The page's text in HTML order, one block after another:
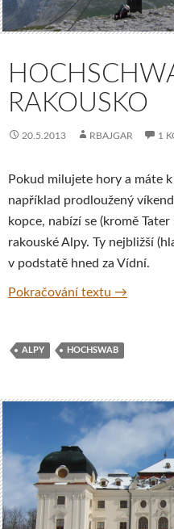
RAKOUSKO
20.5.2013 RBAJGAR 1
Pokud milujete hory a máte
například prodloužený
kopce, nabízí se (kromě
rakouské Alpy. Ty nejbližší
v podstatě hned za Vídní.
Pokračování textu →
ALPY HOCHSWAB